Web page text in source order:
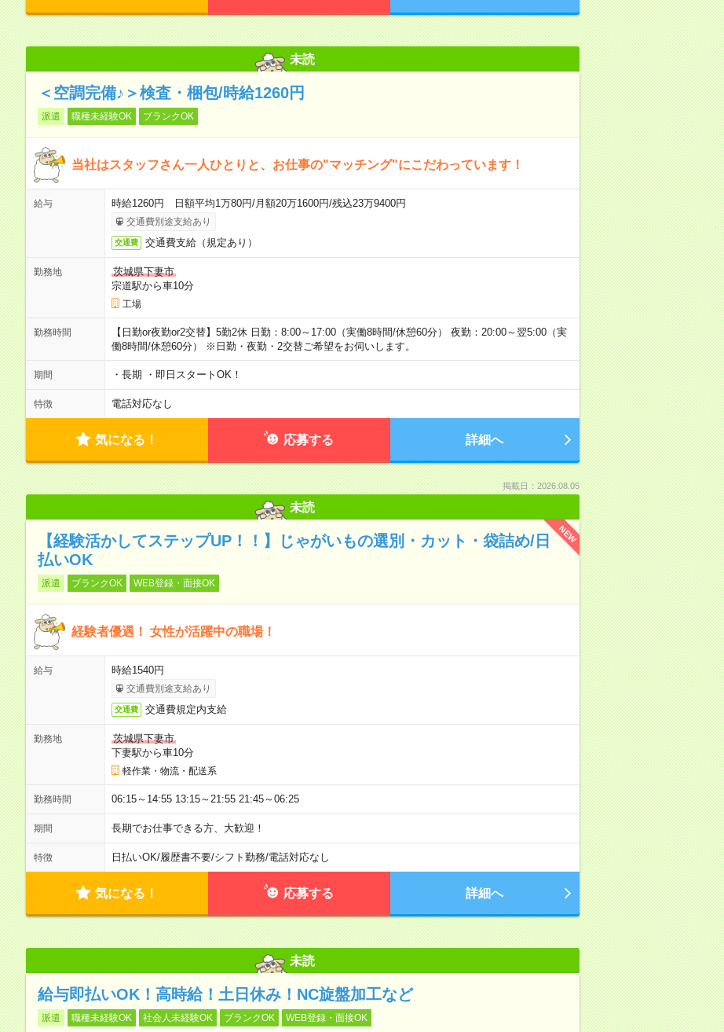
未読
＜空調完備♪＞検査・梱包/時給1260円
派遣 職種未経験OK ブランクOK
当社はスタッフさん一人ひとりと、お仕事の"マッチング"にこだわっています！
給与 時給1260円 日額平均1万80円/月額20万1600円/残込23万9400円
交通費別途支給あり
交通費 交通費支給（規定あり）
勤務地
茨城県下妻市
宗道駅から車10分
工場
勤務時間
【日勤or夜勤or2交替】5勤2休 日勤：8:00～17:00（実働8時間/休憩60分） 夜勤：20:00～翌5:00（実
働8時間/休憩60分） ※日勤・夜勤・2交替ご希望をお伺いします。
期間 ・長期 ・即日スタートOK！
特徴 電話対応なし
気になる！ 応募する 詳細へ
掲載日：2026.08.05
未読
NEW
【経験活かしてステップUP！！】じゃがいもの選別・カット・袋詰め/日
払いOK
派遣 ブランクOK WEB登録・面接OK
経験者優遇！ 女性が活躍中の職場！
給与 時給1540円
交通費別途支給あり
交通費 交通費規定内支給
勤務地
茨城県下妻市
下妻駅から車10分
軽作業・物流・配送系
勤務時間 06:15～14:55 13:15～21:55 21:45～06:25
期間 長期でお仕事できる方、大歓迎！
特徴 日払いOK/履歴書不要/シフト勤務/電話対応なし
気になる！ 応募する 詳細へ
未読
給与即払いOK！高時給！土日休み！NC旋盤加工など
派遣 職種未経験OK 社会人未経験OK ブランクOK WEB登録・面接OK